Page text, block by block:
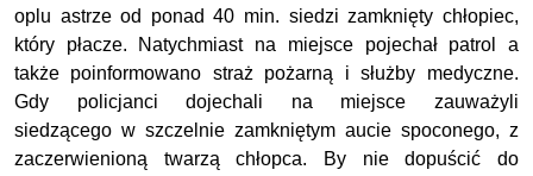
oplu astrze od ponad 40 min. siedzi zamknięty chłopiec,
który płacze. Natychmiast na miejsce pojechał patrol a
także poinformowano straż pożarną i służby medyczne.
Gdy policjanci dojechali na miejsce zauważyli
siedzącego w szczelnie zamkniętym aucie spoconego, z
zaczerwienioną twarzą chłopca. By nie dopuścić do